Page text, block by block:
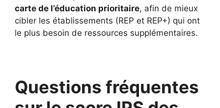
carte de l’éducation prioritaire, afin de mieux
cibler les établissements (REP et REP+) qui ont
le plus besoin de ressources supplémentaires.
Questions fréquentes